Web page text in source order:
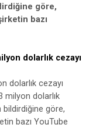
göre,
bazı
dolarlık cezayı
dolarlık cezayı
milyon dolarlık
bildirdiğine göre,
bazı YouTube